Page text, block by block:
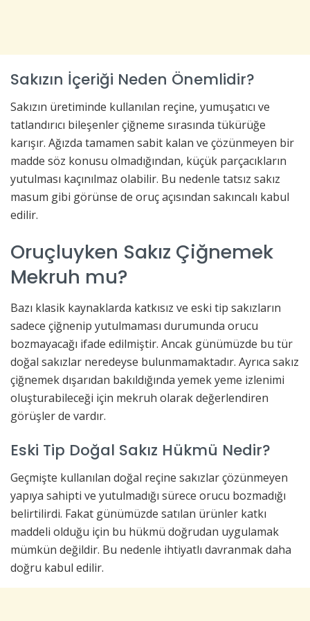
Sakızın İçeriği Neden Önemlidir?
Sakızın üretiminde kullanılan reçine, yumuşatıcı ve
tatlandırıcı bileşenler çiğneme sırasında tükürüğe
karışır. Ağızda tamamen sabit kalan ve çözünmeyen bir
madde söz konusu olmadığından, küçük parçacıkların
yutulması kaçınılmaz olabilir. Bu nedenle tatsız sakız
masum gibi görünse de oruç açısından sakıncalı kabul
edilir.
Oruçluyken Sakız Çiğnemek
Mekruh mu?
Bazı klasik kaynaklarda katkısız ve eski tip sakızların
sadece çiğnenip yutulmaması durumunda orucu
bozmayacağı ifade edilmiştir. Ancak günümüzde bu tür
doğal sakızlar neredeyse bulunmamaktadır. Ayrıca sakız
çiğnemek dışarıdan bakıldığında yemek yeme izlenimi
oluşturabileceği için mekruh olarak değerlendiren
görüşler de vardır.
Eski Tip Doğal Sakız Hükmü Nedir?
Geçmişte kullanılan doğal reçine sakızlar çözünmeyen
yapıya sahipti ve yutulmadığı sürece orucu bozmadığı
belirtilirdi. Fakat günümüzde satılan ürünler katkı
maddeli olduğu için bu hükmü doğrudan uygulamak
mümkün değildir. Bu nedenle ihtiyatlı davranmak daha
doğru kabul edilir.